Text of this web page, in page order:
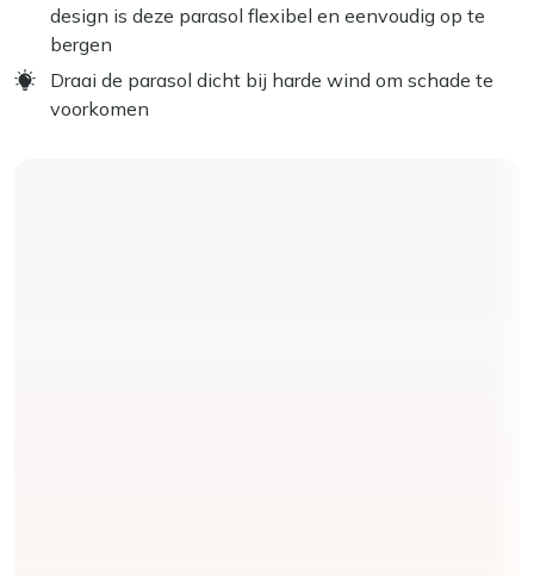
design is deze parasol flexibel en eenvoudig op te
bergen
Draai de parasol dicht bij harde wind om schade te
voorkomen